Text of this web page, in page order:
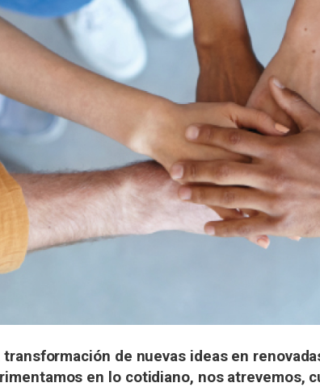
de nuevas ideas en
en lo cotidiano, nos atrevemos,